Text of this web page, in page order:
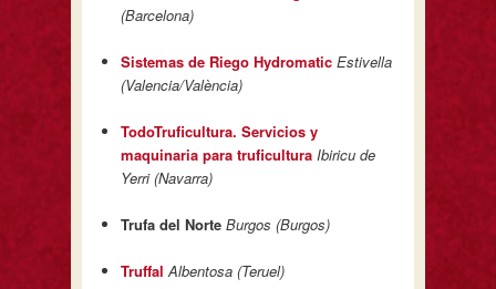
(Barcelona)
Sistemas de Riego Hydromatic Estivella
(Valencia/València)
TodoTruficultura. Servicios y
maquinaria para truficultura Ibiricu de
Yerri (Navarra)
Trufa del Norte Burgos (Burgos)
Truffal Albentosa (Teruel)